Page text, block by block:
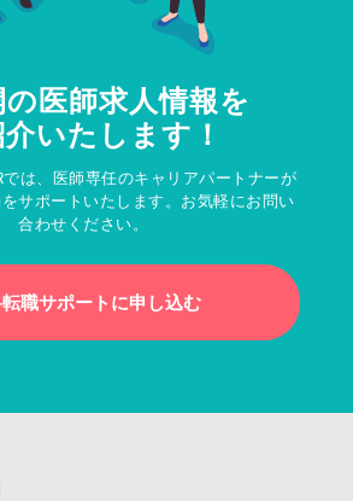
医師求人情報を
いたします！
は、医師専任のキャリアパートナーが
サポートいたします。お気軽にお問い
合わせください。
職サポートに申し込む